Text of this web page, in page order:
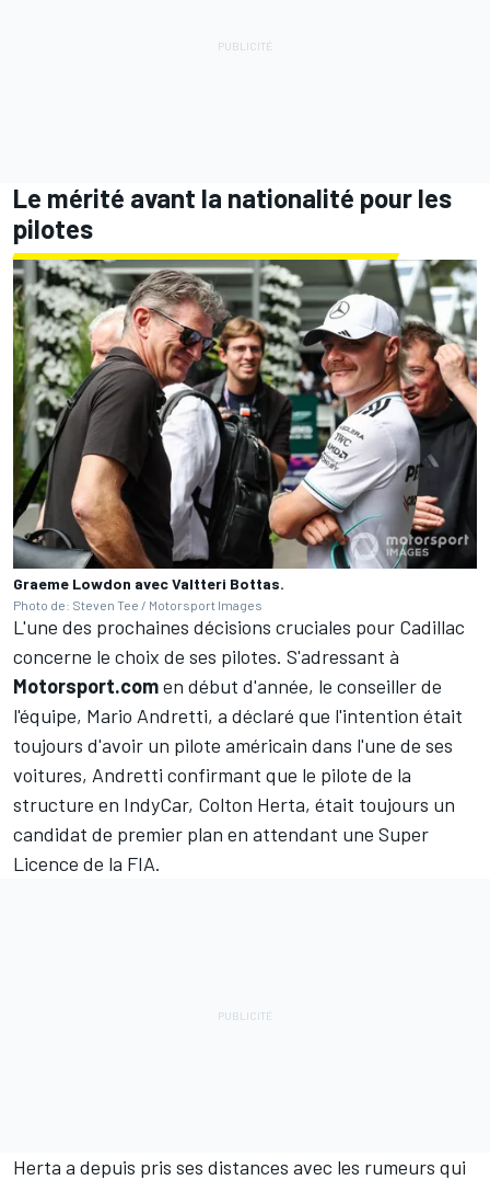
Le mérité avant la nationalité pour les
pilotes
Graeme Lowdon avec Valtteri Bottas.
Photo de: Steven Tee / Motorsport Images
L'une des prochaines décisions cruciales pour Cadillac
concerne le choix de ses pilotes. S'adressant à
Motorsport.comen début d'année, le conseiller de
l'équipe, Mario Andretti, a déclaré que l'intention était
toujours d'avoir un pilote américain dans l'une de ses
voitures, Andretti confirmant que le pilote de la
structure en IndyCar, Colton Herta, était toujours un
candidat de premier plan en attendant une Super
Licence de la FIA.
Herta a depuis pris ses distances avec les rumeurs qui